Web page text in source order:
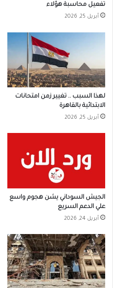
تفعيل محاسبة هؤلاء
أبريل 25, 2026
لهذا السبب .. تغيير زمن امتحانات
الابتدائية بالقاهرة
أبريل 25, 2026
الجيش السوداني يشن هجوم واسع
علي الدعم السريع
أبريل 24, 2026